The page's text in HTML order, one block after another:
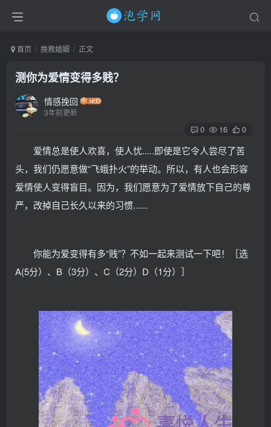
首页 挽救婚姻 正文
测你为爱情变得多贱？
情感挽回
3年前更新
0 16 0
爱情总是使人欢喜，使人忧.....即使是它令人尝尽了苦
头，我们仍愿意做“飞蛾扑火”的举动。所以，有人也会形容
爱情使人变得盲目。因为，我们愿意为了爱情放下自己的尊
严，改掉自己长久以来的习惯......
你能为爱变得有多“贱”？不如一起来测试一下吧！［选
A(5分）、B（3分）、C（2分）D（1分）］